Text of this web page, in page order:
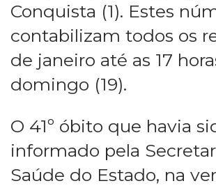
Conquista (1). Estes
contabilizam todos os
de janeiro até as 17
domingo (19).
O 41º óbito que havia
informado pela
Saúde do Estado, na